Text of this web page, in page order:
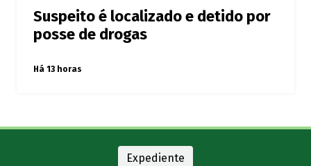
Suspeito é localizado e detido por
posse de drogas
Há 13 horas
Expediente